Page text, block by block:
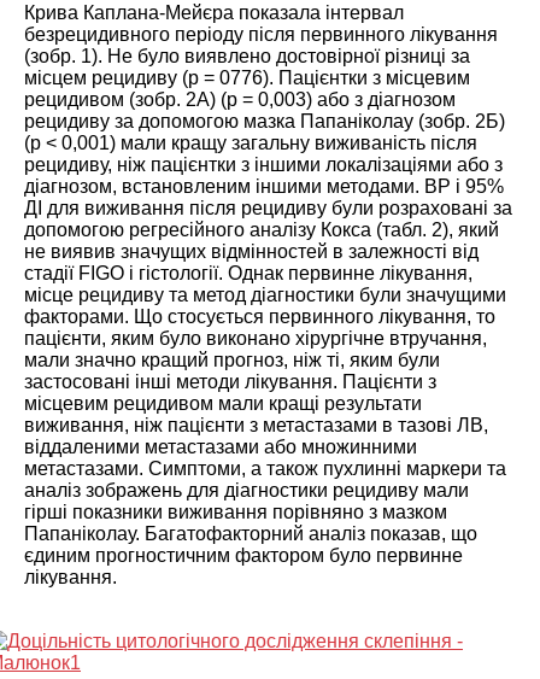
Крива Каплана-Мейєра показала інтервал
безрецидивного періоду після первинного лікування
(зобр. 1). Не було виявлено достовірної різниці за
місцем рецидиву (p = 0776). Пацієнтки з місцевим
рецидивом (зобр. 2А) (р = 0,003) або з діагнозом
рецидиву за допомогою мазка Папаніколау (зобр. 2Б)
(р < 0,001) мали кращу загальну виживаність після
рецидиву, ніж пацієнтки з іншими локалізаціями або з
діагнозом, встановленим іншими методами. ВР і 95%
ДІ для виживання після рецидиву були розраховані за
допомогою регресійного аналізу Кокса (табл. 2), який
не виявив значущих відмінностей в залежності від
стадії FIGO і гістології. Однак первинне лікування,
місце рецидиву та метод діагностики були значущими
факторами. Що стосується первинного лікування, то
пацієнти, яким було виконано хірургічне втручання,
мали значно кращий прогноз, ніж ті, яким були
застосовані інші методи лікування. Пацієнти з
місцевим рецидивом мали кращі результати
виживання, ніж пацієнти з метастазами в тазові ЛВ,
віддаленими метастазами або множинними
метастазами. Симптоми, а також пухлинні маркери та
аналіз зображень для діагностики рецидиву мали
гірші показники виживання порівняно з мазком
Папаніколау. Багатофакторний аналіз показав, що
єдиним прогностичним фактором було первинне
лікування.